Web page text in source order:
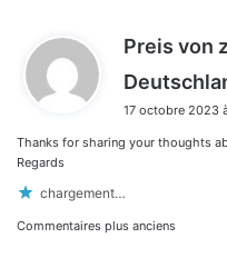
Preis von
17 octobre 2023
Thanks for sharing your thoughts
Regards
chargement…
Navigation
Commentaires plus anciens